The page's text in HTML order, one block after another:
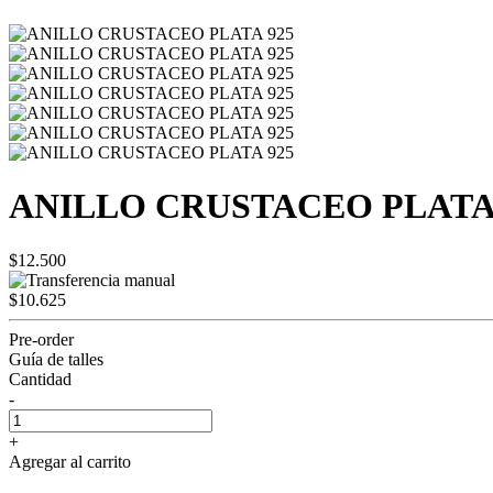
ANILLO CRUSTACEO
$12.500
$10.625
Pre-order
Guía de talles
Cantidad
-
+
Agregar al carrito